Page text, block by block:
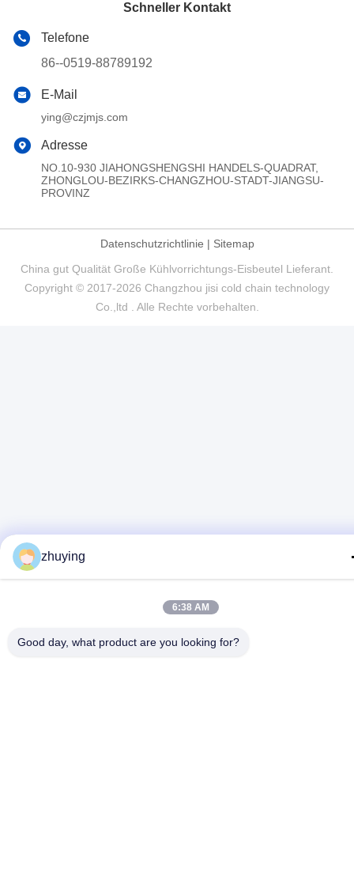
Schneller Kontakt
Telefone
86--0519-88789192
E-Mail
ying@czjmjs.com
Adresse
NO.10-930 JIAHONGSHENGSHI HANDELS-QUADRAT,
ZHONGLOU-BEZIRKS-CHANGZHOU-STADT-JIANGSU-
PROVINZ
Datenschutzrichtlinie | Sitemap
China gut Qualität Große Kühlvorrichtungs-Eisbeutel Lieferant.
Copyright © 2017-2026 Changzhou jisi cold chain technology
Co.,ltd . Alle Rechte vorbehalten.
zhuying
6:38 AM
Good day, what product are you looking for?